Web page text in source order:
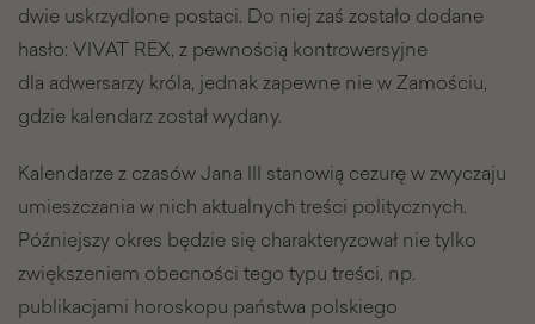
dwie uskrzydlone postaci. Do niej zaś zostało dodane
hasło: VIVAT REX, z pewnością kontrowersyjne
dla adwersarzy króla, jednak zapewne nie w Zamościu,
gdzie kalendarz został wydany.
Kalendarze z czasów Jana III stanowią cezurę w zwyczaju
umieszczania w nich aktualnych treści politycznych.
Późniejszy okres będzie się charakteryzował nie tylko
zwiększeniem obecności tego typu treści, np.
publikacjami horoskopu państwa polskiego